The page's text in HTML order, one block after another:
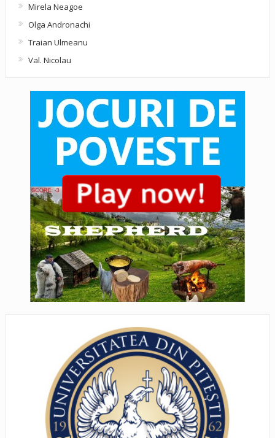
Mirela Neagoe
Olga Andronachi
Traian Ulmeanu
Val. Nicolau